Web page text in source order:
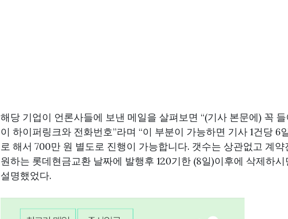
해당 기업이 언론사들에 보낸 메일을 살펴보면 “(기사 본문에) 꼭
이 하이퍼링크와 전화번호”라며 “이 부분이 가능하면 기사 1건당 6
로 해서 700만 원 별도로 진행이 가능합니다. 갯수는 상관없고 계
원하는 롯데현금교환 날짜에 발행후 120기한 (8일)이후에 삭제하
설명했었다.